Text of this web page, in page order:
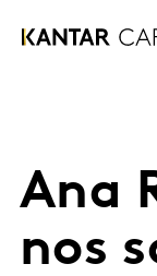
Ana
nos